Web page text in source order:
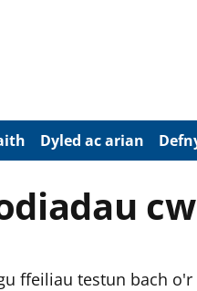
Dyled ac arian
ffeiliau testun bach